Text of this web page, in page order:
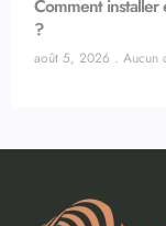
Comment installer
?
août 5, 2026 Aucun